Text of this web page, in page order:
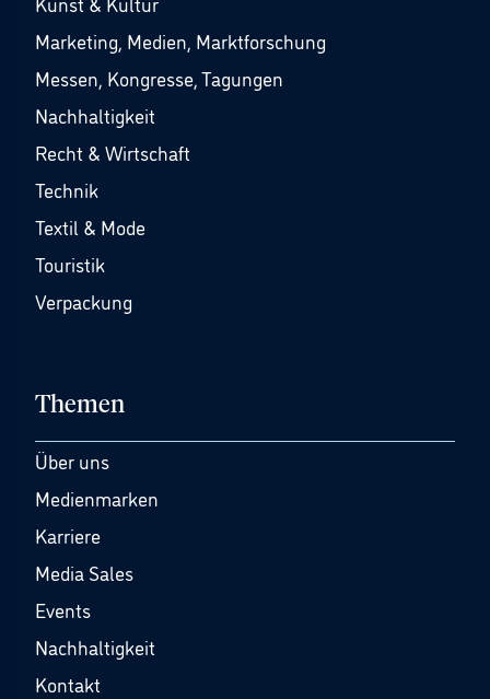
Marketing, Medien, Marktforschung
Messen, Kongresse, Tagungen
Nachhaltigkeit
Recht & Wirtschaft
Technik
Textil & Mode
Touristik
Verpackung
Themen
Über uns
Medienmarken
Karriere
Media Sales
Events
Nachhaltigkeit
Kontakt